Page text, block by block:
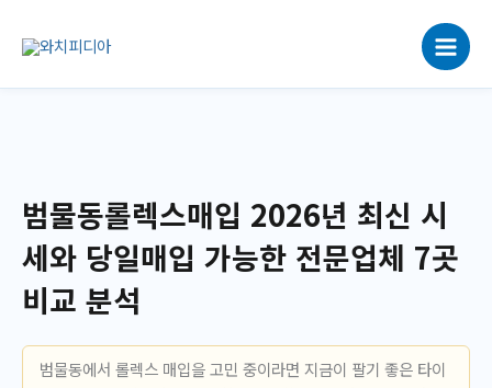
로
범물동롤렉스매입 2026년 최신 시
세와 당일매입 가능한 전문업체 7곳
비교 분석
범물동에서 롤렉스 매입을 고민 중이라면 지금이 팔기 좋은 타이